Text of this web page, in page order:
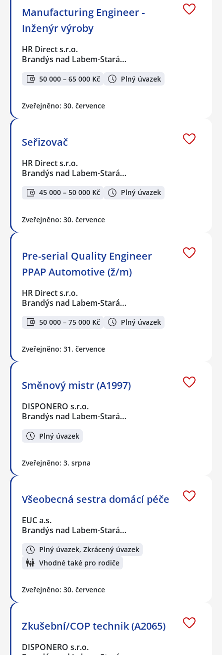
Manufacturing Engineer -
Inženýr výroby
HR Direct s.r.o.
Brandýs nad Labem-Stará…
50 000 – 65 000 Kč Plný úvazek
Zveřejněno: 30. července
Seřizovač
HR Direct s.r.o.
Brandýs nad Labem-Stará…
45 000 – 50 000 Kč Plný úvazek
Zveřejněno: 30. července
Pre-serial Quality Engineer
PPAP Automotive (ž/m)
HR Direct s.r.o.
Brandýs nad Labem-Stará…
50 000 – 75 000 Kč Plný úvazek
Zveřejněno: 31. července
Směnový mistr (A1997)
DISPONERO s.r.o.
Brandýs nad Labem-Stará…
Plný úvazek
Zveřejněno: 3. srpna
Všeobecná sestra domácí péče
EUC a.s.
Brandýs nad Labem-Stará…
Plný úvazek, Zkrácený úvazek
Vhodné také pro rodiče
Zveřejněno: 30. července
Zkušební/COP technik (A2065)
DISPONERO s.r.o.